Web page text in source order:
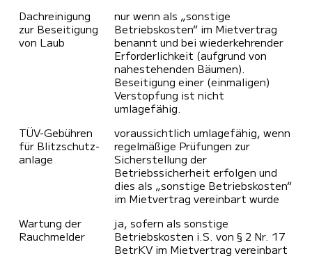
Dach­reinigung
zur Beseitigung
von Laub
nur wenn als „sonstige
Betriebskosten“ im Mietvertrag
benannt und bei wiederkehrender
Erforderlichkeit (aufgrund von
nahestehenden Bäumen).
Beseitigung einer (einmaligen)
Verstopfung ist nicht
umlagefähig.
TÜV-Gebühren
für Blitzschutz­
anlage
voraussichtlich umlagefähig, wenn
regelmäßige Prüfungen zur
Sicherstellung der
Betriebssicherheit erfolgen und
dies als „sonstige Betriebskosten“
im Mietvertrag vereinbart wurde
Wartung der
Rauch­melder
ja, sofern als sonstige
Betriebskosten i.S. von § 2 Nr. 17
BetrKV im Mietvertrag vereinbart